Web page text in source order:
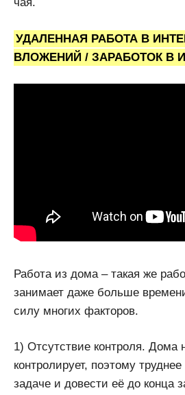
чая.
УДАЛЕННАЯ РАБОТА В
ВЛОЖЕНИЙ / ЗАРАБОТОК В
Работа из дома – такая же
занимает даже больше
силу многих факторов.
1) Отсутствие контроля. Дома
контролирует, поэтому
задаче и довести её до конца